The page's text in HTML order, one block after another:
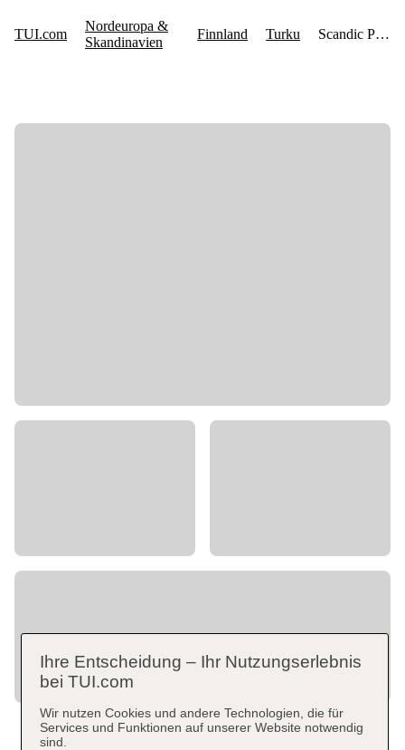
Ihre Entscheidung – Ihr Nutzungserlebnis
bei TUI.com
Wir nutzen Cookies und andere Technologien, die für
Services und Funktionen auf unserer Website notwendig
sind.